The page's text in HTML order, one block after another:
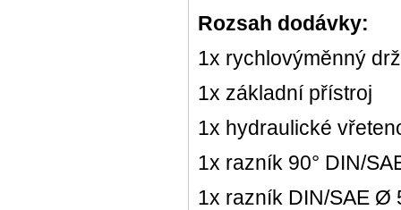
Rozsah dodávky:
1x rychlovýměnný
1x základní přístroj
1x hydraulické
1x razník 90° DIN/
1x razník DIN/SAE Ø